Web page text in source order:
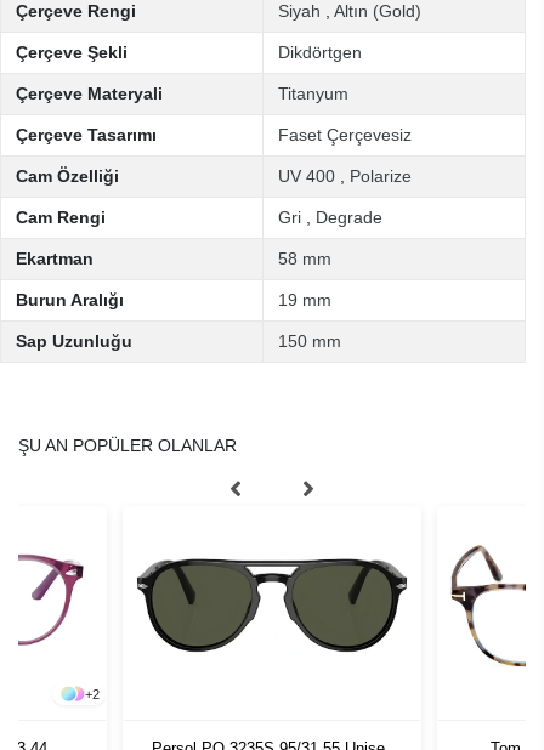
Çerçeve Rengi Siyah Altın (Gold)
Çerçeve Şekli Dikdörtgen
Çerçeve Materyali Titanyum
Çerçeve Tasarımı Faset Çerçevesiz
Cam Özelliği UV 400 Polarize
Cam Rengi Gri Degrade
Ekartman 58 mm
Burun Aralığı 19 mm
Sap Uzunluğu 150 mm
ŞU AN POPÜLER OLANLAR
+2